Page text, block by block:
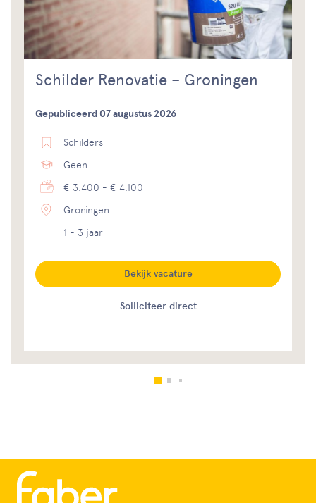
Schilder Renovatie – Groningen
Gepubliceerd 07 augustus 2026
Schilders
Geen
€ 3.400 - € 4.100
Groningen
1 - 3 jaar
Solliciteer direct
Bekijk vacature